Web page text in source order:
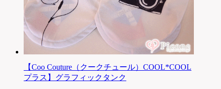
【Coo Couture（クークチュール）COOL*COOL
プラス】グラフィックタンク